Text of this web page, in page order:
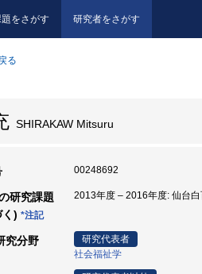
をさがす 研究者をさがす
る
SHIRAKAW Mitsuru
00248692
研究課題
) *注記
2013年度 – 2016年度: 仙台
究分野
研究代表者
社会福祉学